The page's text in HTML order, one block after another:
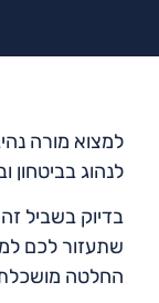
למצוא מורה
לנהוג בביטחון
בדיוק בשביל
שתעזור לכם
החלטה מושכלת,